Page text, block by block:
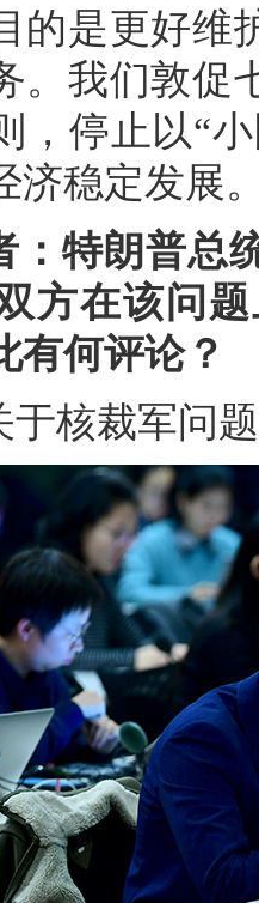
的是更好维
。我们敦促
，停止以“
济稳定发展
：特朗普总
方在该问
有何评论？
于核裁军问